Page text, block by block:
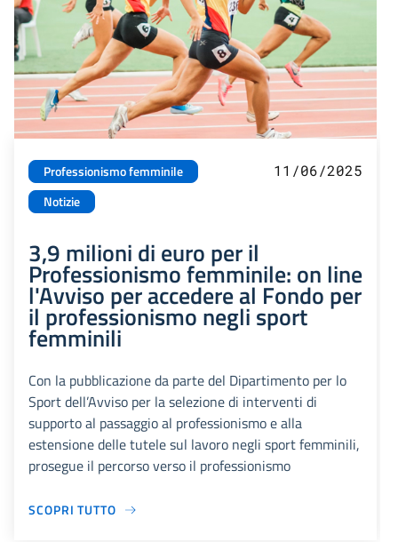
Professionismo femminile
Notizie
11/06/2025
3,9 milioni di euro per il
Professionismo femminile: on line
l'Avviso per accedere al Fondo per
il professionismo negli sport
femminili
Con la pubblicazione da parte del Dipartimento per lo
Sport dell’Avviso per la selezione di interventi di
supporto al passaggio al professionismo e alla
estensione delle tutele sul lavoro negli sport femminili,
prosegue il percorso verso il professionismo
SCOPRI TUTTO